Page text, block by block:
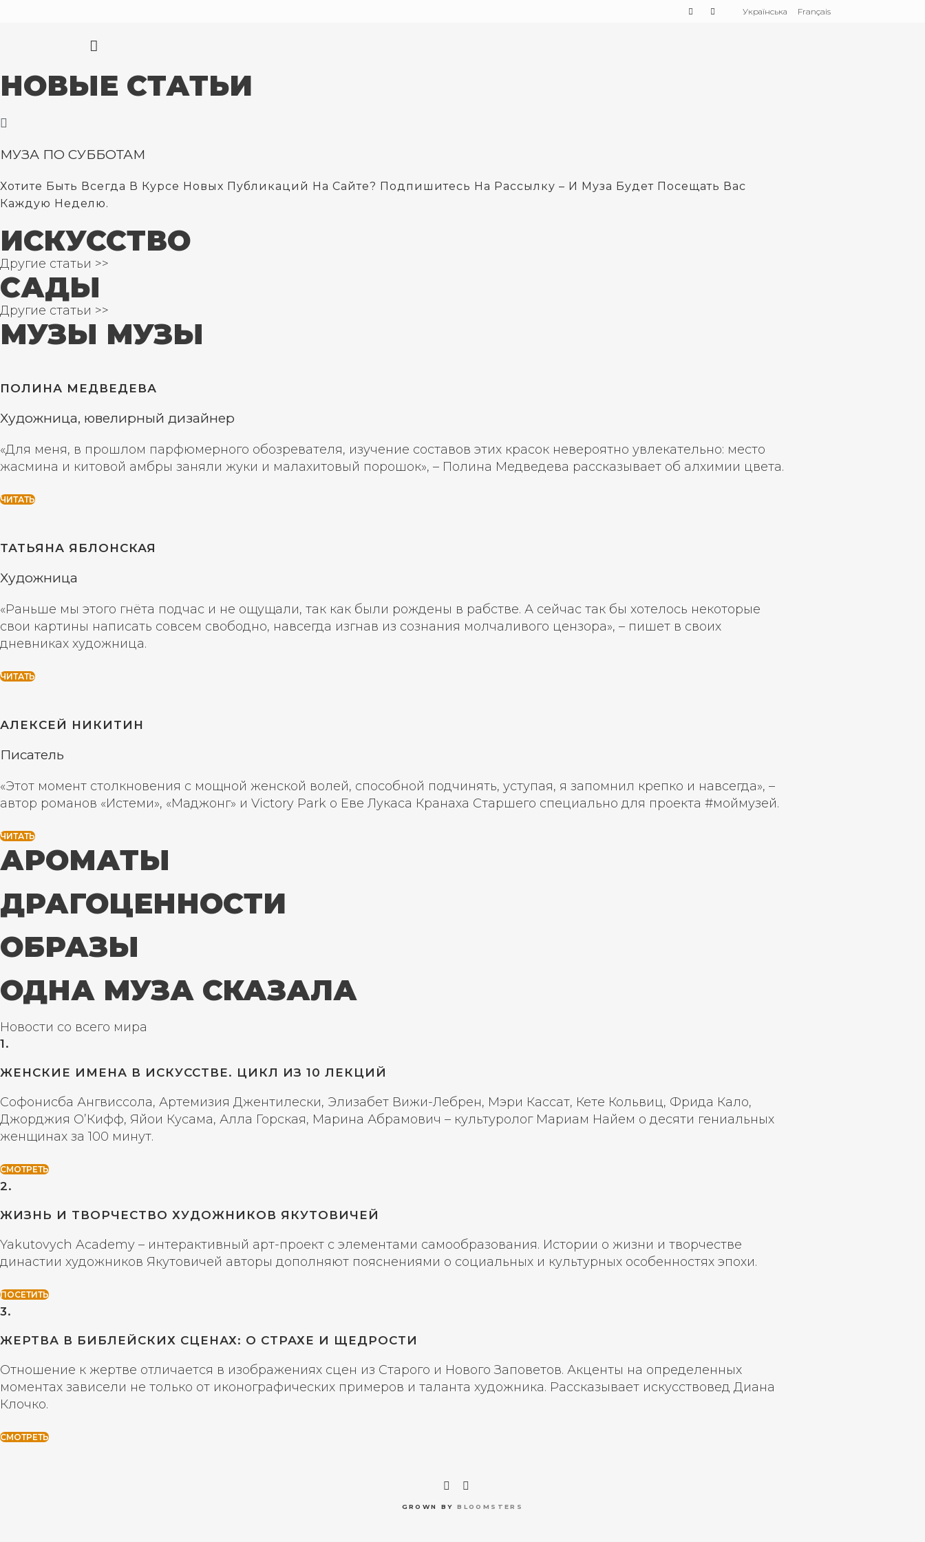
Українська Français
НОВЫЕ СТАТЬИ
МУЗА ПО СУББОТАМ
Хотите Быть Всегда В Курсе Новых Публикаций На Сайте? Подпишитесь На Рассылку – И Муза Будет Посещать Вас
Каждую Неделю.
ИСКУССТВО
Другие статьи >>
САДЫ
Другие статьи >>
МУЗЫ МУЗЫ
ПОЛИНА МЕДВЕДЕВА
Художница, ювелирный дизайнер
«Для меня, в прошлом парфюмерного обозревателя, изучение составов этих красок невероятно увлекательно: место
жасмина и китовой амбры заняли жуки и малахитовый порошок», – Полина Медведева рассказывает об алхимии цвета.
ЧИТАТЬ
ТАТЬЯНА ЯБЛОНСКАЯ
Художница
«Раньше мы этого гнёта подчас и не ощущали, так как были рождены в рабстве. А сейчас так бы хотелось некоторые
свои картины написать совсем свободно, навсегда изгнав из сознания молчаливого цензора», – пишет в своих
дневниках художница.
ЧИТАТЬ
АЛЕКСЕЙ НИКИТИН
Писатель
«Этот момент столкновения с мощной женской волей, способной подчинять, уступая, я запомнил крепко и навсегда», –
автор романов «Истеми», «Маджонг» и Victory Park о Еве Лукаса Кранаха Старшего специально для проекта #моймузей.
ЧИТАТЬ
АРОМАТЫ
ДРАГОЦЕННОСТИ
ОБРАЗЫ
ОДНА МУЗА СКАЗАЛА
Новости со всего мира
1.
ЖЕНСКИЕ ИМЕНА В ИСКУССТВЕ. ЦИКЛ ИЗ 10 ЛЕКЦИЙ
Софонисба Ангвиссола, Артемизия Джентилески, Элизабет Вижи-Лебрен, Мэри Кассат, Кете Кольвиц, Фрида Кало,
Джорджия О’Кифф, Яйои Кусама, Алла Горская, Марина Абрамович – культуролог Мариам Найем о десяти гениальных
женщинах за 100 минут.
СМОТРЕТЬ
2.
ЖИЗНЬ И ТВОРЧЕСТВО ХУДОЖНИКОВ ЯКУТОВИЧЕЙ
Yakutovych Academy – интерактивный арт-проект с элементами самообразования. Истории о жизни и творчестве
династии художников Якутовичей авторы дополняют пояснениями о социальных и культурных особенностях эпохи.
ПОСЕТИТЬ
3.
ЖЕРТВА В БИБЛЕЙСКИХ СЦЕНАХ: О СТРАХЕ И ЩЕДРОСТИ
Отношение к жертве отличается в изображениях сцен из Старого и Нового Заповетов. Акценты на определенных
моментах зависели не только от иконографических примеров и таланта художника. Рассказывает искусствовед Диана
Клочко.
СМОТРЕТЬ
GROWN BYBLOOMSTERS